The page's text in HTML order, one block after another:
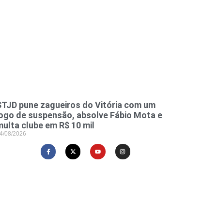
pune zagueiros do Vitória com um
de suspensão, absolve Fábio Mota e
clube em R$ 10 mil
08/2026